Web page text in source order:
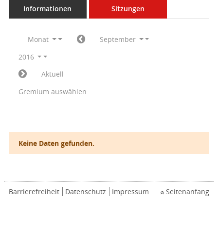
Informationen Sitzungen
Monat
September
2016
Aktuell
Gremium auswählen
Keine Daten gefunden.
Barrierefreiheit Datenschutz Impressum Seitenanfang